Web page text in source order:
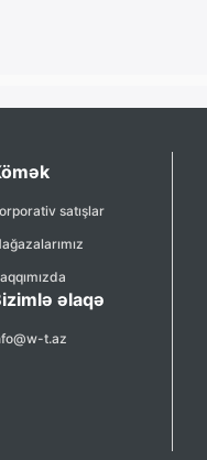
satışlar
əlaqə
t.az